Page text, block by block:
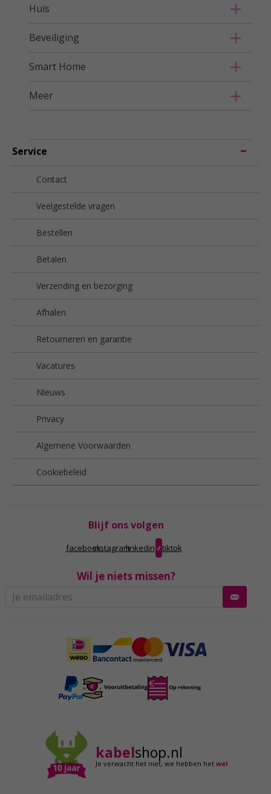
Huis
Beveiliging
Smart Home
Meer
Service
Contact
Veelgestelde vragen
Bestellen
Betalen
Verzending en bezorging
Afhalen
Retourneren en garantie
Vacatures
Nieuws
Privacy
Algemene Voorwaarden
Cookiebeleid
Blijf ons volgen
facebookinstagramlinkedin tiktok
Wil je niets missen?
kabelshop.nl
Je verwacht het niet,we hebben hetwel